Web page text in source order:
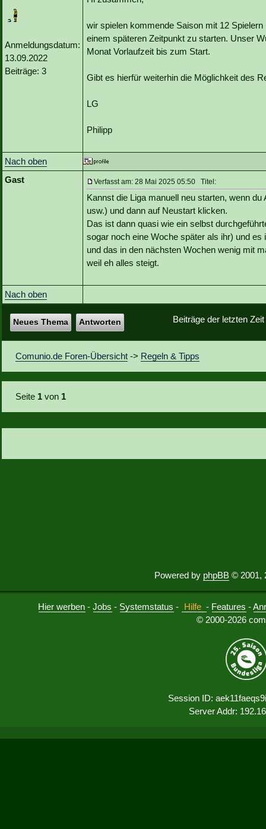
Anmeldungsdatum:
13.09.2022
Beiträge: 3
wir spielen kommende Saison mit 12
einem späteren Zeitpunkt zu starten. Unser
Monat Vorlaufzeit bis zum Start.
Gibt es hierfür weiterhin die Möglichkeit des
LG
Philipp
Nach oben
Gast
Verfasst am: 28 Mai 2025 05:50 Titel:
Kannst die Liga manuell neu starten, wenn
usw.) und dann auf Neustart klicken.
Das ist dann quasi wie ein selbst
sogar noch eine Woche später als ihr) und
und das in den nächsten Wochen wenig mit
weil eh alles steigt.
Nach oben
Beiträge der letzten
Neues Thema Antworten
Comunio.de Foren-Übersicht -> Regeln & Tipps
Seite 1 von 1
Powered by phpBB © 2001,
Hier werben -Jobs - Systemstatus - Hilfe - Features -
© 2000-2026
Session ID:
Server Addr: